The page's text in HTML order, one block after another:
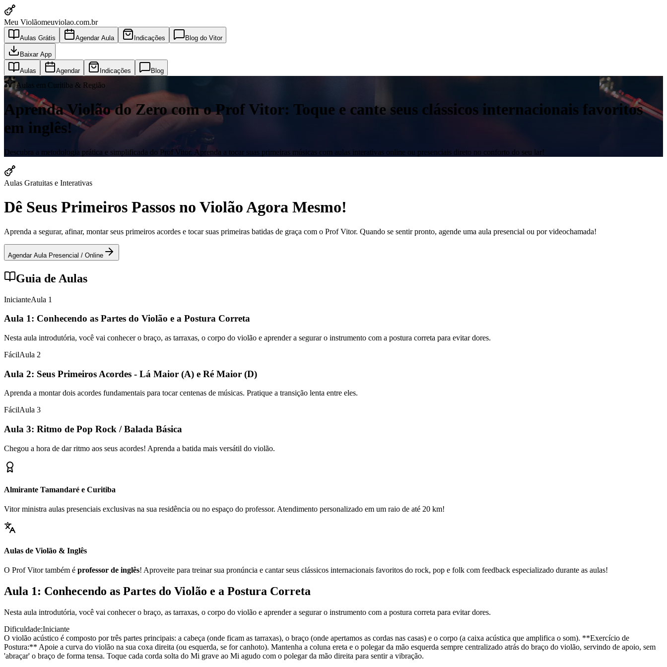
Meu Violãomeuviolao.com.br
Aulas Grátis Agendar Aula Indicações Blog do Vitor
Baixar App
Aulas Agendar Indicações Blog
Aulas em Curitiba & Região
Aprenda Violão do Zero com o Prof Vitor: Toque e cante seus clássicos internacionais favoritos
em inglês!
Descubra a metodologia prática e simplificada do Prof Vitor. Aprenda a tocar suas primeiras músicas com aulas interativas online ou presenciais direto no conforto do seu lar!
Aulas Gratuitas e Interativas
Dê Seus Primeiros Passos no Violão Agora Mesmo!
Aprenda a segurar, afinar, montar seus primeiros acordes e tocar suas primeiras batidas de graça com o Prof Vitor. Quando se sentir pronto, agende uma aula presencial ou por videochamada!
Agendar Aula Presencial / Online
Guia de Aulas
InicianteAula 1
Aula 1: Conhecendo as Partes do Violão e a Postura Correta
Nesta aula introdutória, você vai conhecer o braço, as tarraxas, o corpo do violão e aprender a segurar o instrumento com a postura correta para evitar dores.
FácilAula 2
Aula 2: Seus Primeiros Acordes - Lá Maior (A) e Ré Maior (D)
Aprenda a montar dois acordes fundamentais para tocar centenas de músicas. Pratique a transição lenta entre eles.
FácilAula 3
Aula 3: Ritmo de Pop Rock / Balada Básica
Chegou a hora de dar ritmo aos seus acordes! Aprenda a batida mais versátil do violão.
Almirante Tamandaré e Curitiba
Vitor ministra aulas presenciais exclusivas na sua residência ou no espaço do professor. Atendimento personalizado em um raio de até 20 km!
Aulas de Violão & Inglês
O Prof Vitor também é professor de inglês! Aproveite para treinar sua pronúncia e cantar seus clássicos internacionais favoritos do rock, pop e folk com feedback especializado durante as aulas!
Aula 1: Conhecendo as Partes do Violão e a Postura Correta
Nesta aula introdutória, você vai conhecer o braço, as tarraxas, o corpo do violão e aprender a segurar o instrumento com a postura correta para evitar dores.
Dificuldade:Iniciante
O violão acústico é composto por três partes principais: a cabeça (onde ficam as tarraxas), o braço (onde apertamos as cordas nas casas) e o corpo (a caixa acústica que amplifica o som). **Exercício de
Postura:** Apoie a curva do violão na sua coxa direita (ou esquerda, se for canhoto). Mantenha a coluna ereta e o polegar da mão esquerda sempre centralizado atrás do braço do violão, servindo de apoio, sem
'abraçar' o braço de forma tensa. Toque cada corda solta do Mi grave ao Mi agudo com o polegar da mão direita para sentir a vibração.